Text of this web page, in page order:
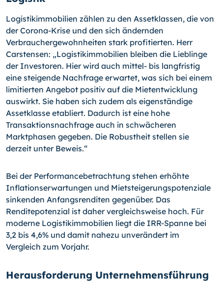
Logistikimmobilien zählen zu den Assetklassen, die von
der Corona-Krise und den sich ändernden
Verbrauchergewohnheiten stark profitierten. Herr
Carstensen: „Logistikimmobilien bleiben die Lieblinge
der Investoren. Hier wird auch mittel- bis langfristig
eine steigende Nachfrage erwartet, was sich bei einem
limitierten Angebot positiv auf die Mietentwicklung
auswirkt. Sie haben sich zudem als eigenständige
Assetklasse etabliert. Dadurch ist eine hohe
Transaktionsnachfrage auch in schwächeren
Marktphasen gegeben. Die Robustheit stellen sie
derzeit unter Beweis.“
Bei der Performancebetrachtung stehen erhöhte
Inflationserwartungen und Mietsteigerungspotenziale
sinkenden Anfangsrenditen gegenüber. Das
Renditepotenzial ist daher vergleichsweise hoch. Für
moderne Logistikimmobilien liegt die IRR-Spanne bei
3,2 bis 4,6% und damit nahezu unverändert im
Vergleich zum Vorjahr.
Herausforderung Unternehmensführung